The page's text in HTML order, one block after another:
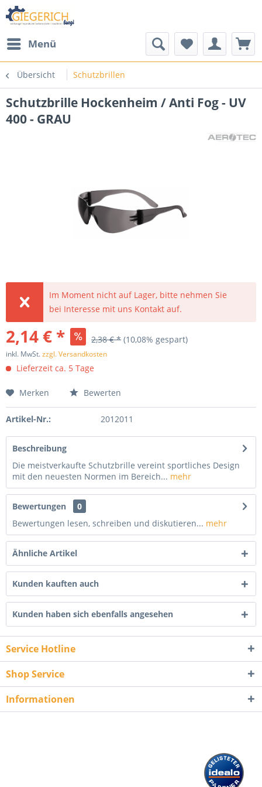
Menü
Übersicht Schutzbrillen
Schutzbrille Hockenheim / Anti Fog - UV
400 - GRAU
Im Moment nicht auf Lager, bitte nehmen Sie
bei Interesse mit uns Kontakt auf.
2,14 € * 2,38 € * (10,08% gespart)
inkl. MwSt.zzgl. Versandkosten
Lieferzeit ca. 5 Tage
Merken Bewerten
Artikel-Nr.: 2012011
Beschreibung
Die meistverkaufte Schutzbrille vereint sportliches Design
mit den neuesten Normen im Bereich... mehr
Bewertungen
0
Bewertungen lesen, schreiben und diskutieren... mehr
Ähnliche Artikel
Kunden kauften auch
Kunden haben sich ebenfalls angesehen
Service Hotline
Shop Service
Informationen